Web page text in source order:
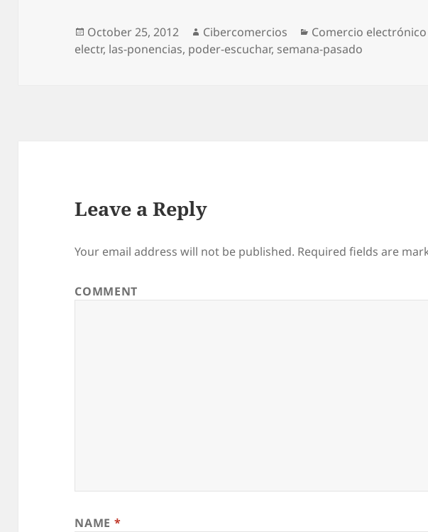
Posted
on
October 25, 2012 Author
Cibercomercios Categories
Comercio electrónico
electr, las-ponencias, poder-escuchar, semana-pasado
Leave a Reply
Your email address will not be published. Required fields are
COMMENT
NAME *